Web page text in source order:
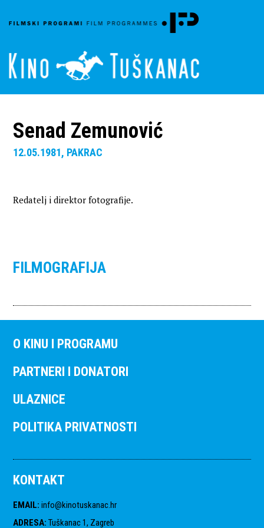
Senad Zemunović
12.05.1981, PAKRAC
Redatelj i direktor fotografije.
FILMOGRAFIJA
O KINU I PROGRAMU
PARTNERI I DONATORI
ULAZNICE
POLITIKA PRIVATNOSTI
KONTAKT
EMAIL: info@kinotuskanac.hr
ADRESA: Tuškanac 1, Zagreb